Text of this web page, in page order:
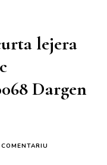
lejera
Dargen